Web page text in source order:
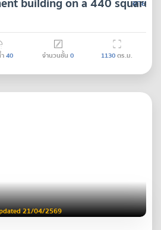
ขาย
40 จำนวนชั้น 0 1130ตร.ม.
21/04/2569